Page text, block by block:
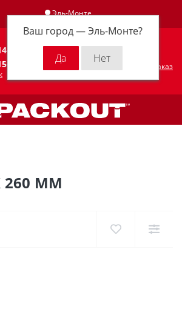
Эль-Монте
Ваш город —Эль-Монте?
Личный кабинет
94
94
Оформить заказ
260 ММ